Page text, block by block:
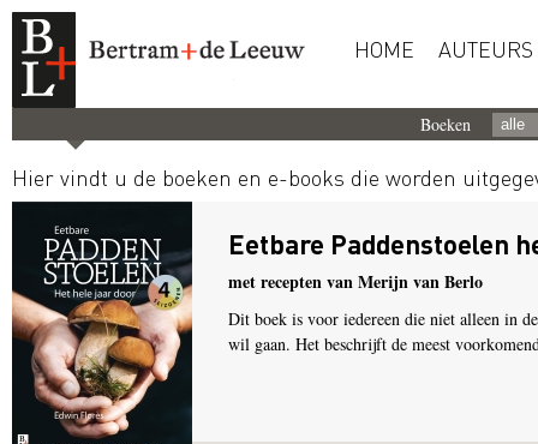
HOME AUTEURS
Boeken
Hier vindt u de boeken en e-books die worden
Eetbare Paddenstoelen
met recepten van Merijn van Berlo
Dit boek is voor iedereen die niet alleen in
wil gaan. Het beschrijft de meest